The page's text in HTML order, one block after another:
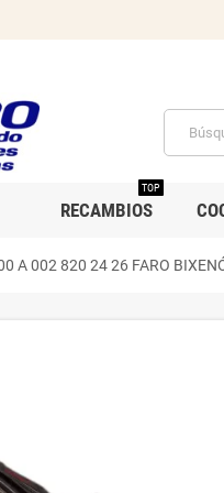
RECAMBIOS
TOP
A 002 820 24 26 FARO